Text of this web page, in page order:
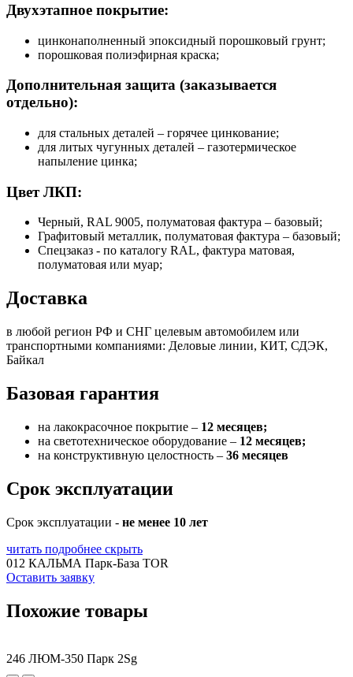
Двухэтапное покрытие:
цинконаполненный эпоксидный порошковый грунт;
порошковая полиэфирная краска;
Дополнительная защита (заказывается
отдельно):
для стальных деталей – горячее цинкование;
для литых чугунных деталей – газотермическое
напыление цинка;
Цвет ЛКП:
Черный, RAL 9005, полуматовая фактура – базовый;
Графитовый металлик, полуматовая фактура – базовый;
Спецзаказ - по каталогу RAL, фактура матовая,
полуматовая или муар;
Доставка
в любой регион РФ и СНГ целевым автомобилем или
транспортными компаниями: Деловые линии, КИТ, СДЭК,
Байкал
Базовая гарантия
на лакокрасочное покрытие – 12 месяцев;
на светотехническое оборудование – 12 месяцев;
на конструктивную целостность – 36 месяцев
Срок эксплуатации
Срок эксплуатации - не менее 10 лет
читать подробнее скрыть
012 КАЛЬМА Парк-База TOR
Оставить заявку
Похожие товары
246 ЛЮМ-350 Парк 2Sg